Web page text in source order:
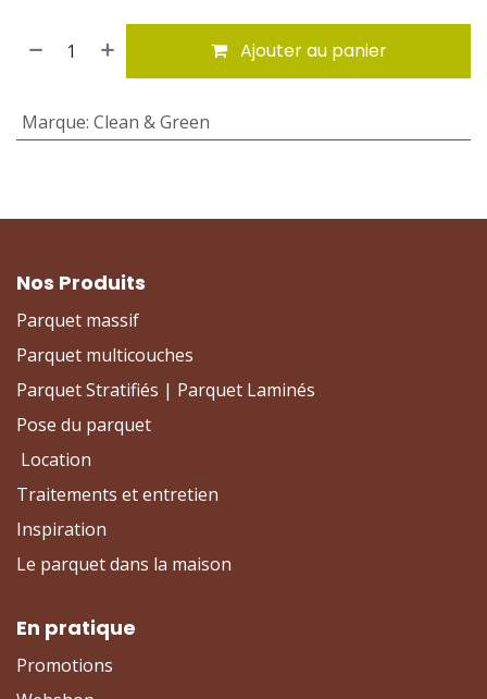
Ajouter au panier
Marque: Clean & Green
Nos Produits
Parquet massif
Parquet multicouches
Parquet Stratifiés | Parquet Laminés
Pose du parquet
Location
Traitements et entretien
Inspiration
Le parquet dans la maison
En pratique
Promotions